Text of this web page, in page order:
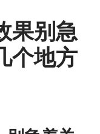
果别急
个地方